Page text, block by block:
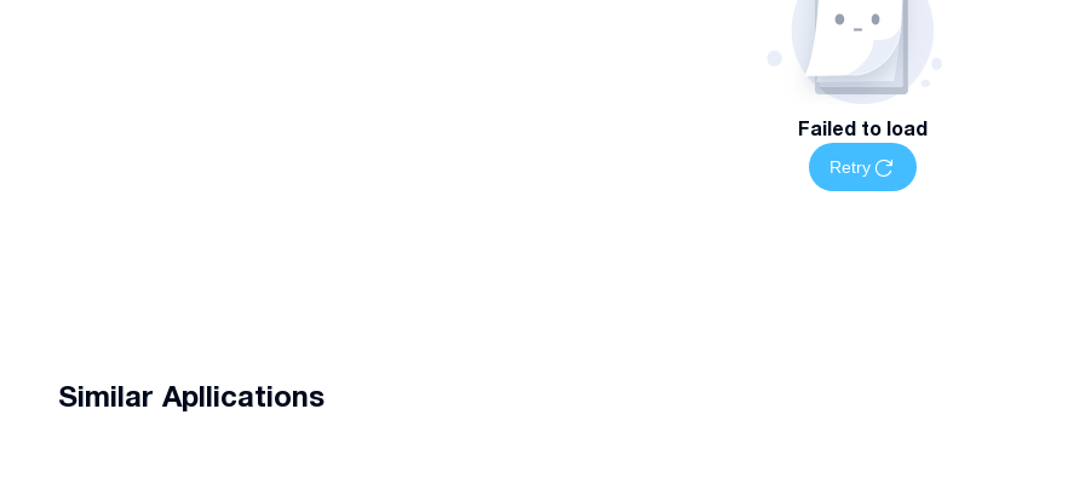
Failed to load
Retry
Similar Apllications